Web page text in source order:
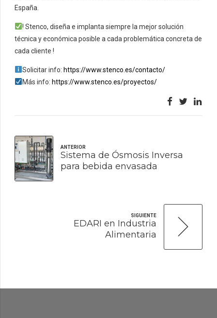
España.
! Stenco, diseña e implanta siempre la mejor solución
técnica y económica posible a cada problemática concreta de
cada cliente !
Solicitar info: https://www.stenco.es/contacto/
Más info: https://www.stenco.es/proyectos/
ANTERIOR
Sistema de Ósmosis Inversa
para bebida envasada
SIGUIENTE
EDARI en Industria
Alimentaria